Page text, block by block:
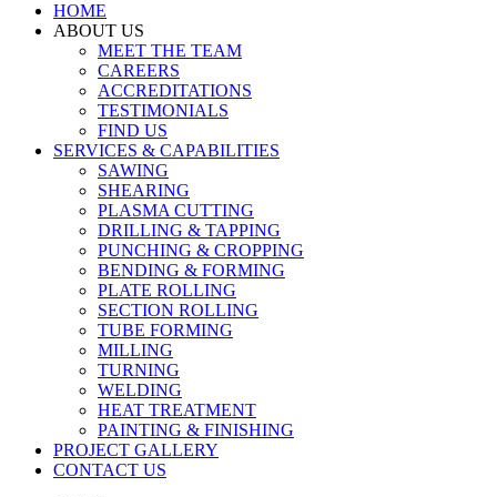
HOME
ABOUT US
MEET THE TEAM
CAREERS
ACCREDITATIONS
TESTIMONIALS
FIND US
SERVICES & CAPABILITIES
SAWING
SHEARING
PLASMA CUTTING
DRILLING & TAPPING
PUNCHING & CROPPING
BENDING & FORMING
PLATE ROLLING
SECTION ROLLING
TUBE FORMING
MILLING
TURNING
WELDING
HEAT TREATMENT
PAINTING & FINISHING
PROJECT GALLERY
CONTACT US